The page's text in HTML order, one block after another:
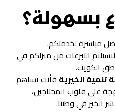
بسهولة؟
مباشرة لخدمتكم.
التبرعات من منزلكم في
الكويت.
تنمية الخيرية فأنت تساهم
على قلوب المحتاجين،
الخير في وطننا.